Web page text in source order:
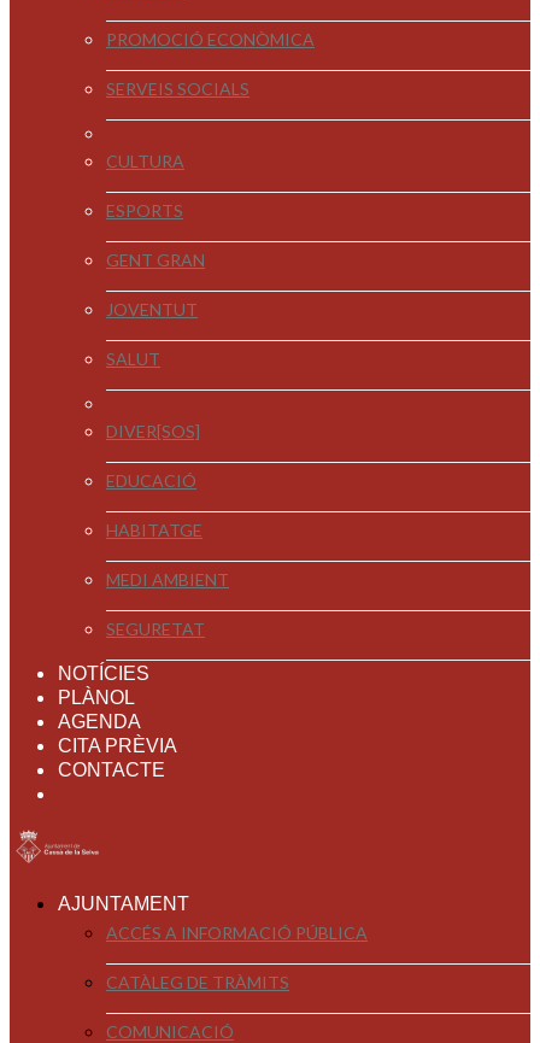
PROMOCIÓ ECONÒMICA
SERVEIS SOCIALS
CULTURA
ESPORTS
GENT GRAN
JOVENTUT
SALUT
DIVER[SOS]
EDUCACIÓ
HABITATGE
MEDI AMBIENT
SEGURETAT
NOTÍCIES
PLÀNOL
AGENDA
CITA PRÈVIA
CONTACTE
AJUNTAMENT
ACCÉS A INFORMACIÓ PÚBLICA
CATÀLEG DE TRÀMITS
COMUNICACIÓ